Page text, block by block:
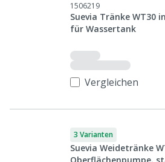
1506219
Suevia Tränke WT30
für Wassertank
Vergleichen
3 Varianten
Suevia Weidetränke